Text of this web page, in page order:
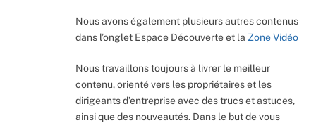
Nous avons également plusieurs autres contenus
dans l’onglet Espace Découverte et la Zone Vidéo
Nous travaillons toujours à livrer le meilleur
contenu, orienté vers les propriétaires et les
dirigeants d’entreprise avec des trucs et astuces,
ainsi que des nouveautés. Dans le but de vous